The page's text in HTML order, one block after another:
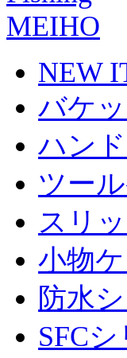
NEW
バケ
ハン
ツー
スリ
小物
防水
SFC